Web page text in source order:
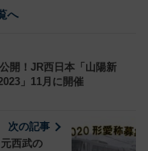
へ
開！JR西日本「山陽新
」11月に開催
次の記事
西武の